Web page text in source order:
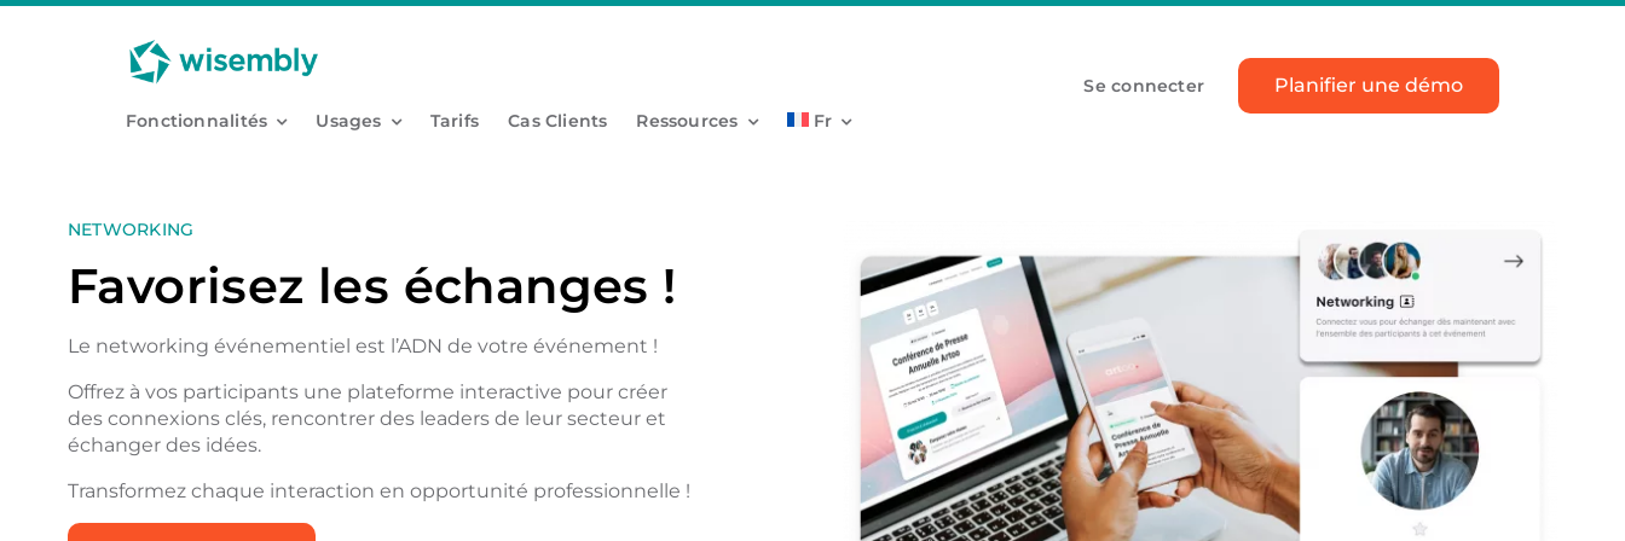
Passer
Fonctionnalités Usages Tarifs Cas Clients Ressources Fr
Se connecter Planifier une démo
NETWORKING
Favorisez les échanges !
Le networking événementiel est l’ADN de votre événement !
Offrez à vos participants une plateforme interactive pour créer
des connexions clés, rencontrer des leaders de leur secteur et
échanger des idées.
Transformez chaque interaction en opportunité professionnelle !
Panneau de gestion des cookies